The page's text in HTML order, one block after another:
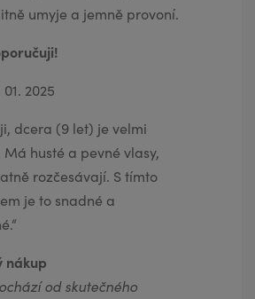
umyje a jemně provoní.
01. 2025
dcera (9 let) je velmi
Má husté a pevné vlasy,
rozčesávají. S tímto
je to snadné a
nákup
od skutečného